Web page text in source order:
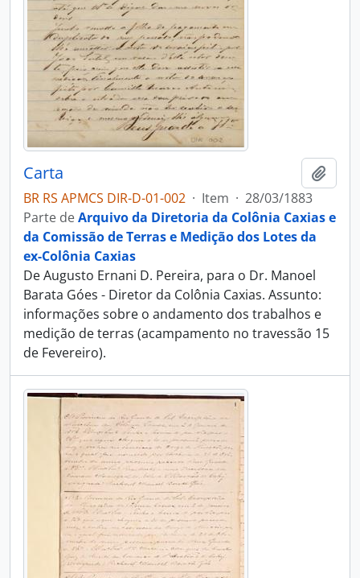
Carta
BR RS APMCS DIR-D-01-002 · Item · 28/03/1883
Parte deArquivo da Diretoria da Colônia Caxias e
da Comissão de Terras e Medição dos Lotes da
ex-Colônia Caxias
De Augusto Ernani D. Pereira, para o Dr. Manoel
Barata Góes - Diretor da Colônia Caxias. Assunto:
informações sobre o andamento dos trabalhos e
medição de terras (acampamento no travessão 15
de Fevereiro).